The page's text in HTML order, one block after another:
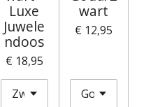
Luxe
Juwele
ndoos
€ 18,95
wart
€ 12,95